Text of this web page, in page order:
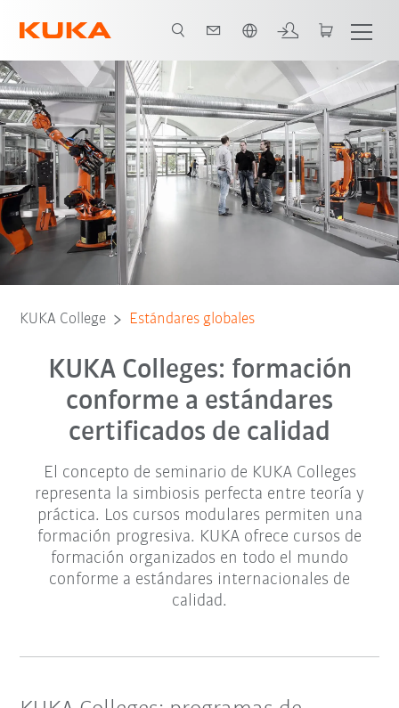
KUKA College Estándares globales
KUKA Colleges: formación
conforme a estándares
certificados de calidad
El concepto de seminario de KUKA Colleges
representa la simbiosis perfecta entre teoría y
práctica. Los cursos modulares permiten una
formación progresiva. KUKA ofrece cursos de
formación organizados en todo el mundo
conforme a estándares internacionales de
calidad.